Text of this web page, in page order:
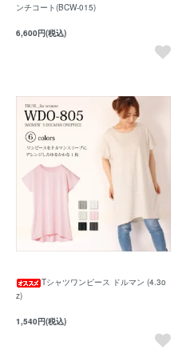
ンチコート(BCW-015)
6,600円(税込)
Tシャツワンピース ドルマン (4.3o
z)
1,540円(税込)